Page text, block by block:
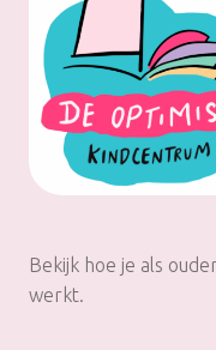
Bekijk hoe je als
werkt.